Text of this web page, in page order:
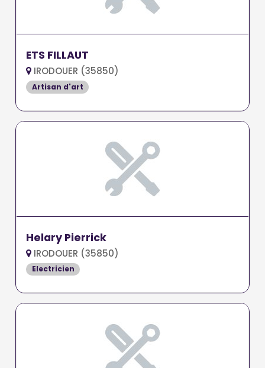
ETS FILLAUT
IRODOUER (35850)
Artisan d'art
Helary Pierrick
IRODOUER (35850)
Electricien